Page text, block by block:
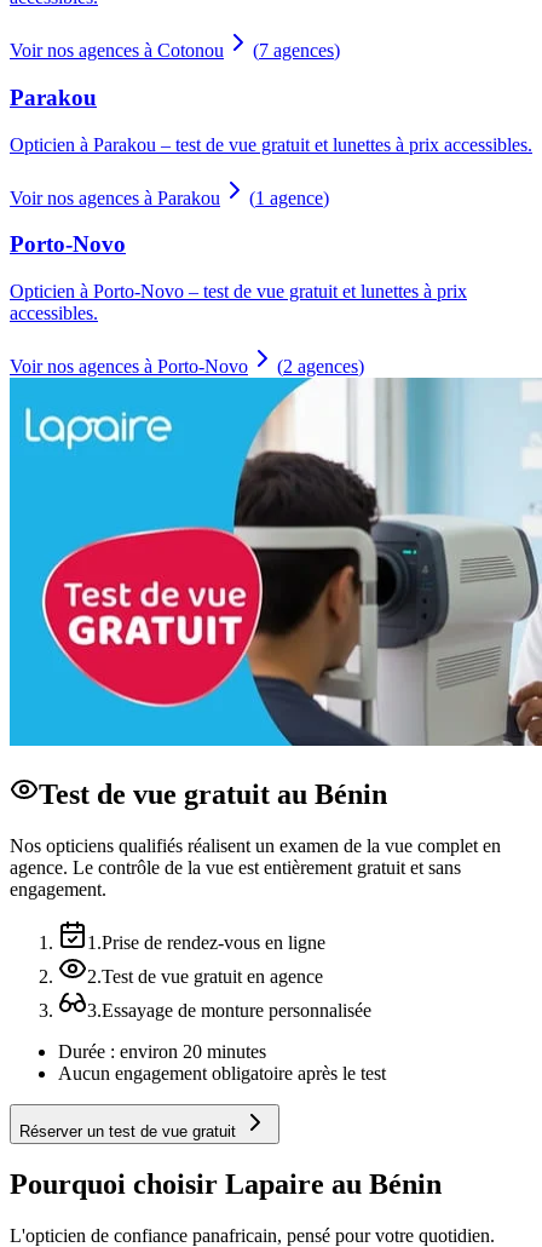
Voir nos agences à Cotonou (7 agences)
Parakou
Opticien à Parakou – test de vue gratuit et lunettes à prix accessibles.
Voir nos agences à Parakou (1 agence)
Porto-Novo
Opticien à Porto-Novo – test de vue gratuit et lunettes à prix
accessibles.
Voir nos agences à Porto-Novo (2 agences)
Test de vue gratuit au Bénin
Nos opticiens qualifiés réalisent un examen de la vue complet en
agence. Le contrôle de la vue est entièrement gratuit et sans
engagement.
1 .Prise de rendez-vous en ligne
2.Test de vue gratuit en agence
3.Essayage de monture personnalisée
Durée : environ 20 minutes
Aucun engagement obligatoire après le test
Réserver un test de vue gratuit
Pourquoi choisir Lapaire au Bénin
L'opticien de confiance panafricain, pensé pour votre quotidien.